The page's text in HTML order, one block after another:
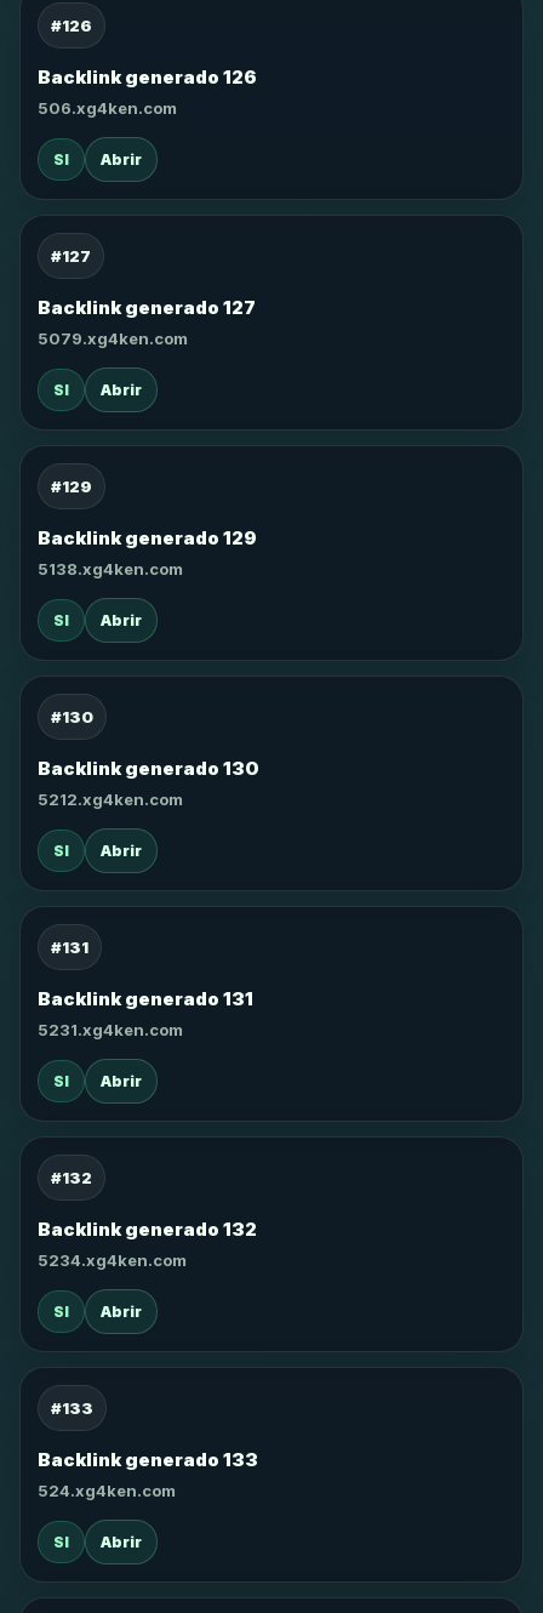
#126
Backlink generado 126
506.xg4ken.com
SI Abrir
#127
Backlink generado 127
5079.xg4ken.com
SI Abrir
#129
Backlink generado 129
5138.xg4ken.com
SI Abrir
#130
Backlink generado 130
5212.xg4ken.com
SI Abrir
#131
Backlink generado 131
5231.xg4ken.com
SI Abrir
#132
Backlink generado 132
5234.xg4ken.com
SI Abrir
#133
Backlink generado 133
524.xg4ken.com
SI Abrir